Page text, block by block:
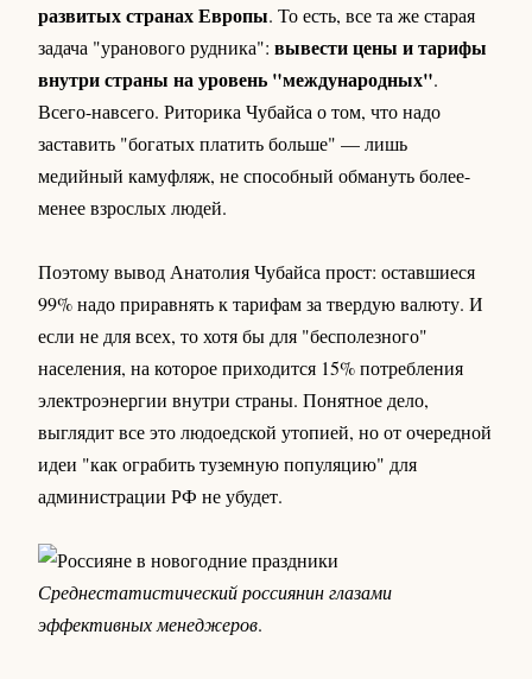
развитых странах Европы. То есть, все та же старая
задача "уранового рудника": вывести цены и тарифы
внутри страны на уровень "международных".
Всего-навсего. Риторика Чубайса о том, что надо
заставить "богатых платить больше" — лишь
медийный камуфляж, не способный обмануть более-
менее взрослых людей.
Поэтому вывод Анатолия Чубайса прост: оставшиеся
99% надо приравнять к тарифам за твердую валюту. И
если не для всех, то хотя бы для "бесполезного"
населения, на которое приходится 15% потребления
электроэнергии внутри страны. Понятное дело,
выглядит все это людоедской утопией, но от очередной
идеи "как ограбить туземную популяцию" для
администрации РФ не убудет.
Среднестатистический россиянин глазами
эффективных менеджеров.